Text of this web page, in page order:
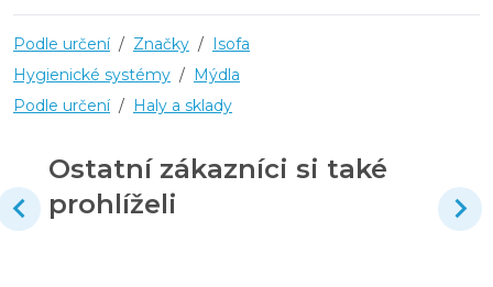
Podle určení / Značky / Isofa
Hygienické systémy / Mýdla
Podle určení / Haly a sklady
Ostatní zákazníci si také
prohlíželi